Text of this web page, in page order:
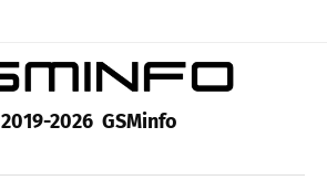
2026 GSMinfo